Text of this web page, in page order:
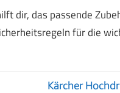
dir, das passende
für die
Kärcher